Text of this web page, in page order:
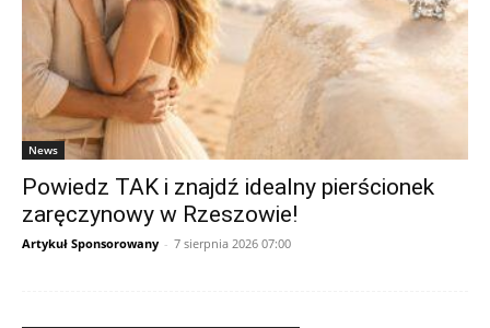
News
Powiedz TAK i znajdź idealny pierścionek
zaręczynowy w Rzeszowie!
Artykuł Sponsorowany - 7 sierpnia 2026 07:00